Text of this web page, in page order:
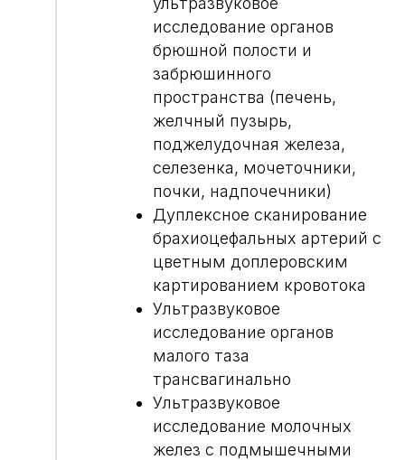
исследование органов
брюшной полости и
забрюшинного
пространства (печень,
желчный пузырь,
поджелудочная железа,
селезенка, мочеточники,
почки, надпочечники)
Дуплексное сканирование
брахиоцефальных артерий с
цветным доплеровским
картированием кровотока
Ультразвуковое
исследование органов
малого таза
трансвагинально
Ультразвуковое
исследование молочных
желез с подмышечными